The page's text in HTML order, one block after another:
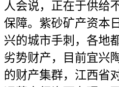
人会说，正在于供给
保障。紫砂矿产资本
兴的城市手刺，各地
劣势财产，目前宜兴
的财产集群，江西省